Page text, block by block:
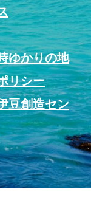
ゆかりの地
リシー
豆創造セン